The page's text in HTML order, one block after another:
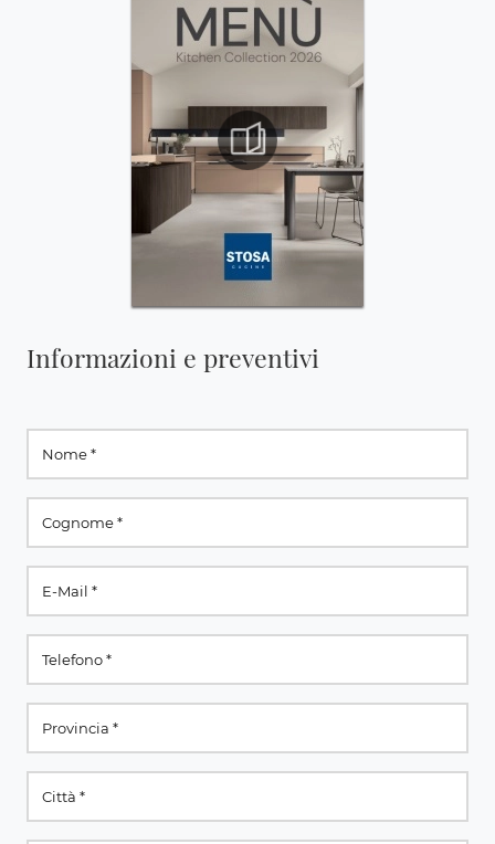
Informazioni e preventivi